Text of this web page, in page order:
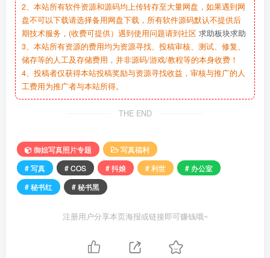
2、本站所有软件资源和源码均上传转存至大量网盘，如果遇到网
盘不可以下载请选择备用网盘下载，所有软件源码默认不提供后
期技术服务，(收费可提供）遇到使用问题请到社区 求助板块求助
3、本站所有资源的费用均为资源寻找、投稿审核、测试、修复、
储存等的人工及存储费用，并非源码/游戏/教程等的本身收费！
4、投稿者仅获得本站投稿奖励与资源寻找收益，审核与推广的人
工费用为推广者与本站所得。
THE END
御姐写真照片专题
写真福利
# 写真
# COS # 抖娘 # 利世
# 办公室
# 秘书红
# 秘书黑
注册用户分享本页海报或链接即可赚钱哦~